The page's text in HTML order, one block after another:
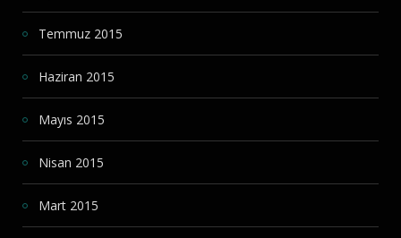
Temmuz 2015
Haziran 2015
Mayıs 2015
Nisan 2015
Mart 2015